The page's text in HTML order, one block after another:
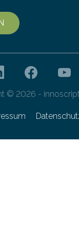
© 2026 -